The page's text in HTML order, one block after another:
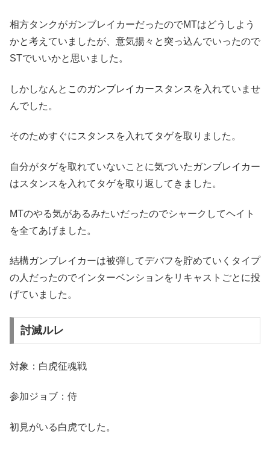
相方タンクがガンブレイカーだったのでMTはどうしよう
かと考えていましたが、意気揚々と突っ込んでいったので
STでいいかと思いました。
しかしなんとこのガンブレイカースタンスを入れていませ
んでした。
そのためすぐにスタンスを入れてタゲを取りました。
自分がタゲを取れていないことに気づいたガンブレイカー
はスタンスを入れてタゲを取り返してきました。
MTのやる気があるみたいだったのでシャークしてヘイト
を全てあげました。
結構ガンブレイカーは被弾してデバフを貯めていくタイプ
の人だったのでインターベンションをリキャストごとに投
げていました。
討滅ルレ
対象：白虎征魂戦
参加ジョブ：侍
初見がいる白虎でした。